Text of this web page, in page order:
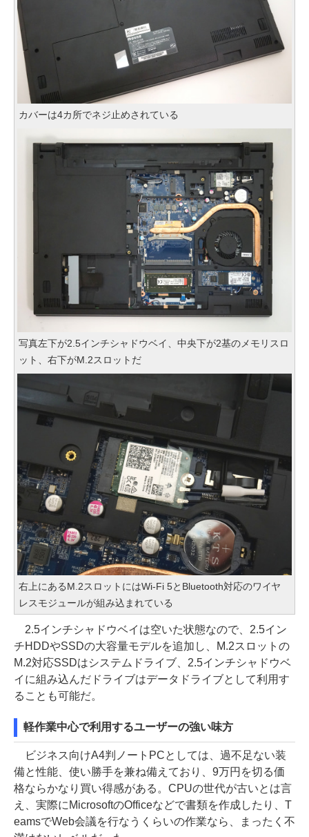
カバーは4カ所でネジ止めされている
写真左下が2.5インチシャドウベイ、中央下が2基のメモリスロ
ット、右下がM.2スロットだ
右上にあるM.2スロットにはWi-Fi 5とBluetooth対応のワイヤ
レスモジュールが組み込まれている
2.5インチシャドウベイは空いた状態なので、2.5イン
チHDDやSSDの大容量モデルを追加し、M.2スロットの
M.2対応SSDはシステムドライブ、2.5インチシャドウベ
イに組み込んだドライブはデータドライブとして利用す
ることも可能だ。
軽作業中心で利用するユーザーの強い味方
ビジネス向けA4判ノートPCとしては、過不足ない装
備と性能、使い勝手を兼ね備えており、9万円を切る価
格ならかなり買い得感がある。CPUの世代が古いとは言
え、実際にMicrosoftのOfficeなどで書類を作成したり、T
eamsでWeb会議を行なうくらいの作業なら、まったく不